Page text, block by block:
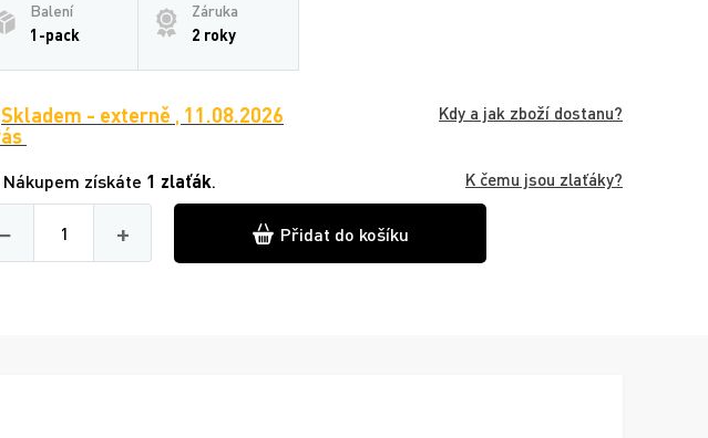
Balení
1-pack
Záruka
2 roky
Skladem - externě , 11.08.2026
Kdy a jak zboží dostanu?
Nákupem získáte 1 zlaťák. K čemu jsou zlaťáky?
−
Množství
+ Přidat do košíku